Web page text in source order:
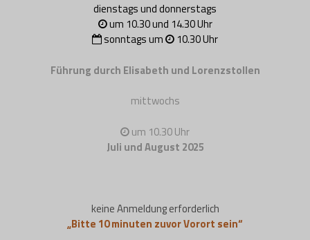
dienstags und donnerstags
um 10.30 und 14.30 Uhr
sonntags um
10.30 Uhr
Führung durch Elisabeth und Lorenzstollen
mittwochs
um 10.30 Uhr
Juli und August 2025
keine Anmeldung erforderlich
„Bitte 10 minuten zuvor Vorort sein“